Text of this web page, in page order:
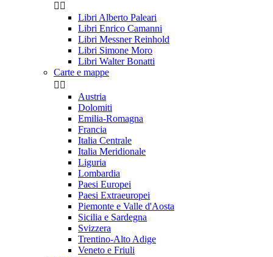
 
Libri Alberto Paleari
Libri Enrico Camanni
Libri Messner Reinhold
Libri Simone Moro
Libri Walter Bonatti
Carte e mappe
 
Austria
Dolomiti
Emilia-Romagna
Francia
Italia Centrale
Italia Meridionale
Liguria
Lombardia
Paesi Europei
Paesi Extraeuropei
Piemonte e Valle d'Aosta
Sicilia e Sardegna
Svizzera
Trentino-Alto Adige
Veneto e Friuli